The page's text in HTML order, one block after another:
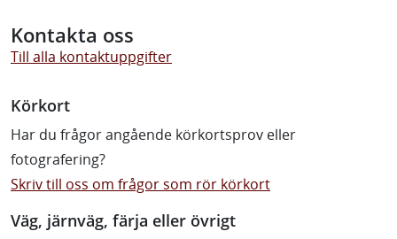
Kontakta oss
Till alla kontaktuppgifter
Körkort
Har du frågor angående körkortsprov eller
fotografering?
Skriv till oss om frågor som rör körkort
Väg, järnväg, färja eller övrigt